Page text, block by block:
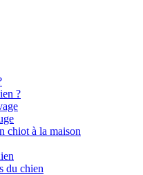
?
chiot à la maison
du chien